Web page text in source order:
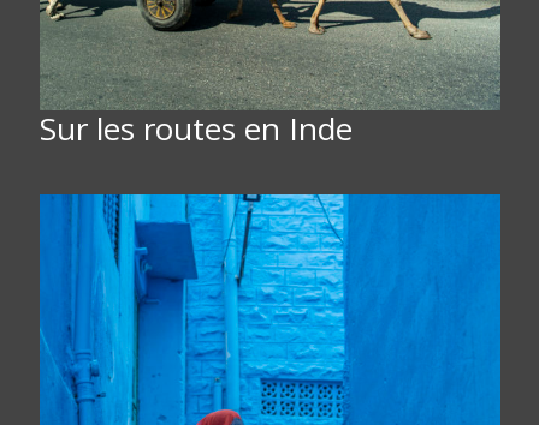
Sur les routes en Inde